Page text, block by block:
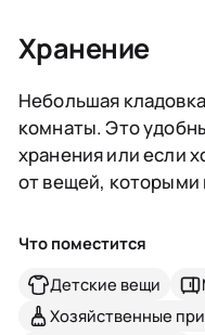
Хранение
Небольшая
комнаты. Это
хранения или если
от вещей, которыми
Что поместится
Детские вещи
Хозяйственные